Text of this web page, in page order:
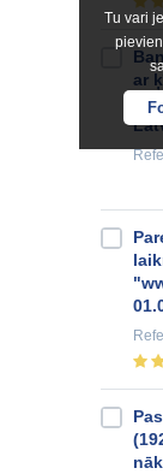
Tu vari
ar